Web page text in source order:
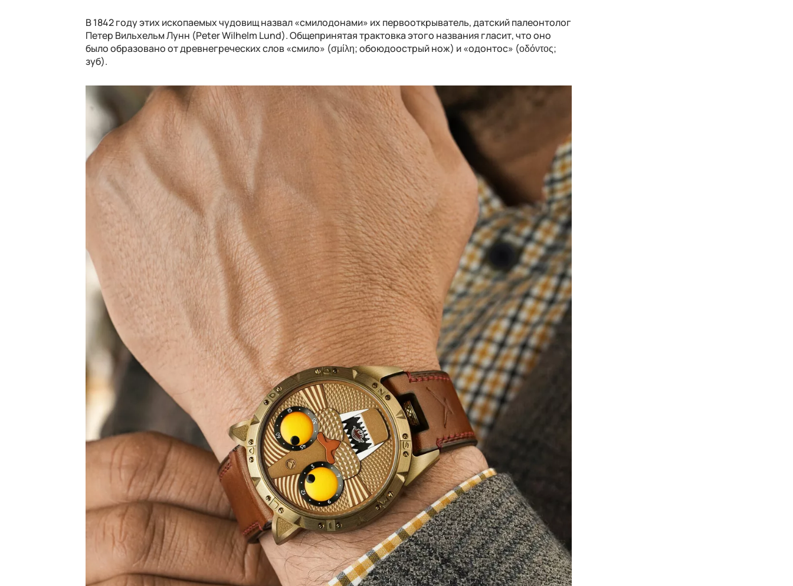
В 1842 году этих ископаемых чудовищ назвал «смилодонами» их первооткрыватель, датский палеонтолог
Петер Вильхельм Лунн (Peter Wilhelm Lund). Общепринятая трактовка этого названия гласит, что оно
было образовано от древнегреческих слов «смило» (σμίλη; обоюдоострый нож) и «одонтос» (οδόντος;
зуб).